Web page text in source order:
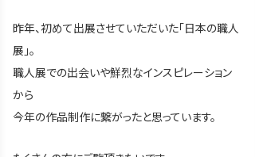
昨年、初めて出展させていただいた「日本の職人
展」。
職人展での出会いや鮮烈なインスピレーション
から
今年の作品制作に繋がったと思っています。